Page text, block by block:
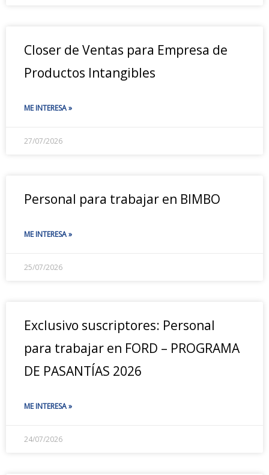
Closer de Ventas para Empresa de
Productos Intangibles
ME INTERESA »
27/07/2026
Personal para trabajar en BIMBO
ME INTERESA »
25/07/2026
Exclusivo suscriptores: Personal
para trabajar en FORD – PROGRAMA
DE PASANTÍAS 2026
ME INTERESA »
24/07/2026